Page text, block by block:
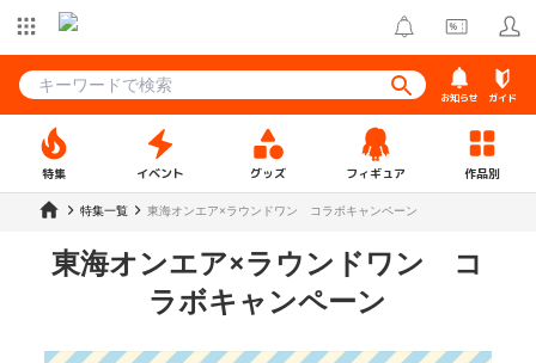
お知らせ ガイド
特集 イベント グッズ フィギュア 作品別
特集一覧 東海オンエア×ラウンドワン コラボキャンペーン
東海オンエア×ラウンドワン コ
ラボキャンペーン